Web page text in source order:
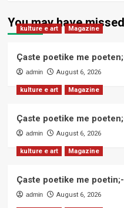
You may have missed
kulture e art Magazine
Çaste poetike me
admin August 6, 2026
kulture e art Magazine
Çaste poetike me
admin August 6, 2026
kulture e art Magazine
Çaste poetike me
admin August 6, 2026